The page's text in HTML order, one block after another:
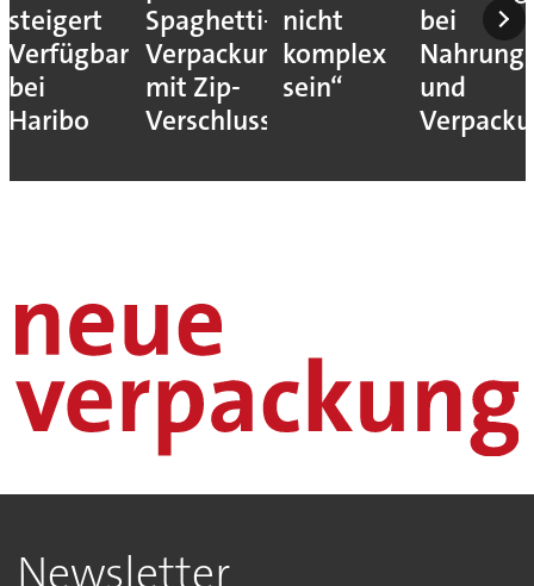
steigert
Verfügbarkeit
bei
Haribo
Spaghetti-
Verpackung
mit Zip-
Verschluss
nicht
komplex
sein“
bei
und
Newsletter